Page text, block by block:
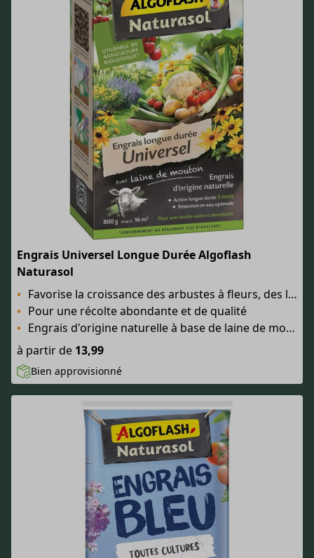
Engrais Universel Longue Durée Algoflash
Naturasol
Favorise la croissance des arbustes à fleurs, des légumes du potager et des arbres fruitiers
Pour une récolte abondante et de qualité
Engrais d'origine naturelle à base de laine de mouton
à partir de 13,99
Bien approvisionné